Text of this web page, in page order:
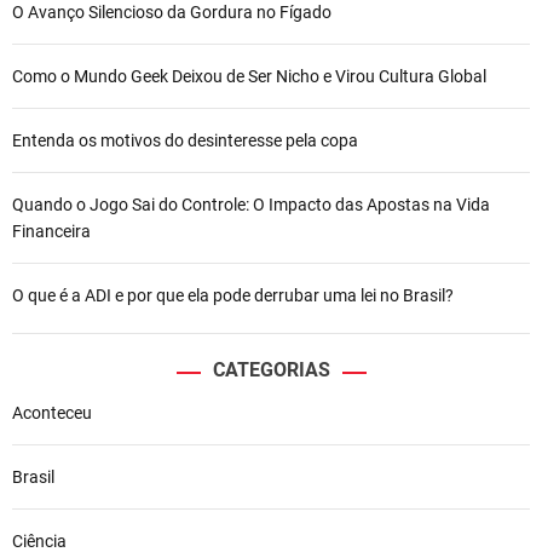
O Avanço Silencioso da Gordura no Fígado
Como o Mundo Geek Deixou de Ser Nicho e Virou Cultura Global
Entenda os motivos do desinteresse pela copa
Quando o Jogo Sai do Controle: O Impacto das Apostas na Vida
Financeira
O que é a ADI e por que ela pode derrubar uma lei no Brasil?
CATEGORIAS
Aconteceu
Brasil
Ciência